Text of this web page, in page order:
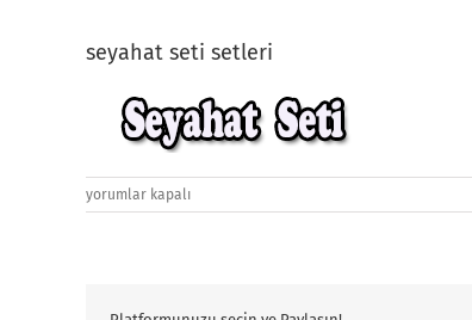
seyahat seti setleri
seyahat
seti
yorumlar kapalı